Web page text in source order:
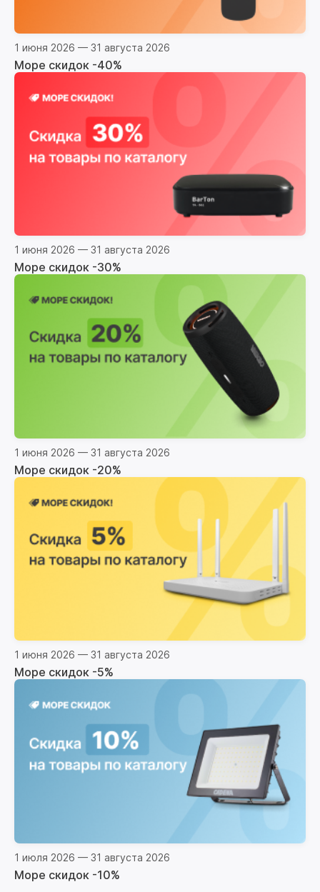
1 июня 2026 — 31 августа 2026
Море скидок -40%
1 июня 2026 — 31 августа 2026
Море скидок -30%
1 июня 2026 — 31 августа 2026
Море скидок -20%
1 июня 2026 — 31 августа 2026
Море скидок -5%
1 июля 2026 — 31 августа 2026
Море скидок -10%